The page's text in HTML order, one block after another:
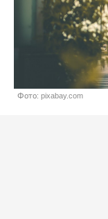
Фото: pixabay.com